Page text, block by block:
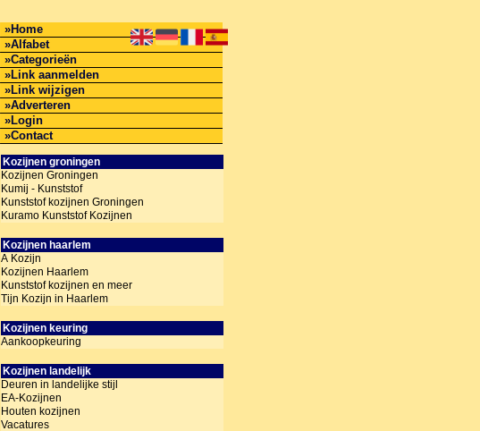
Home
Alfabet
Categorieën
Link aanmelden
Link wijzigen
Adverteren
Login
Contact
Kozijnen groningen
Kozijnen Groningen
Kumij - Kunststof
Kunststof kozijnen Groningen
Kuramo Kunststof Kozijnen
Kozijnen haarlem
A Kozijn
Kozijnen Haarlem
Kunststof kozijnen en meer
Tijn Kozijn in Haarlem
Kozijnen keuring
Aankoopkeuring
Kozijnen landelijk
Deuren in landelijke stijl
EA-Kozijnen
Houten kozijnen
Vacatures